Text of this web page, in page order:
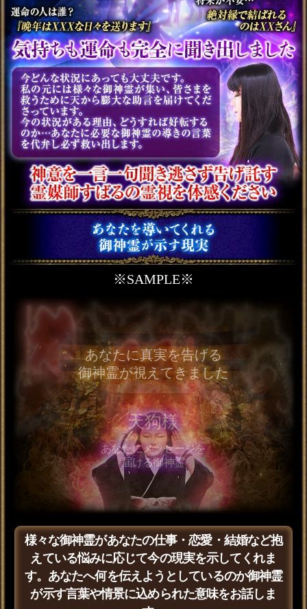
地位/財力UP“数多の富豪
輩出”仕事大成霊視◆あな
たの才/天職/転機
会員価格1,980円(税込)
通常価格2,200円(税込)
婚活不要※本物の縁のみ
結ぶ【あなたの結婚霊視
◆22項】伴侶/入籍日
会員価格2,420円(税込)
通常価格2,750円(税込)
全国で予約争奪【1年以内
に人生激変】あなたの特
別開運霊視◆全詳細
会員価格 880円(税込)
通常価格990円(税込)
※SAMPLE※
あの人はどんな気持ちを抱いている？
この関係に何か葛藤はある？
御神霊との対話によってあなた自身も気づいてい
ない深い欲求やあの人が胸に秘めている恋心…さ
らにはその想いが生まれた理由まで心の奥に隠さ
れた真実をお伝えいたします。
隠す想い/恋心“些細な声